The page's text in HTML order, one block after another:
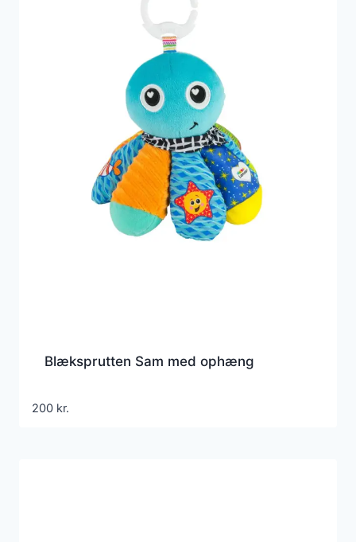
Blæksprutten Sam med ophæng
200 kr.